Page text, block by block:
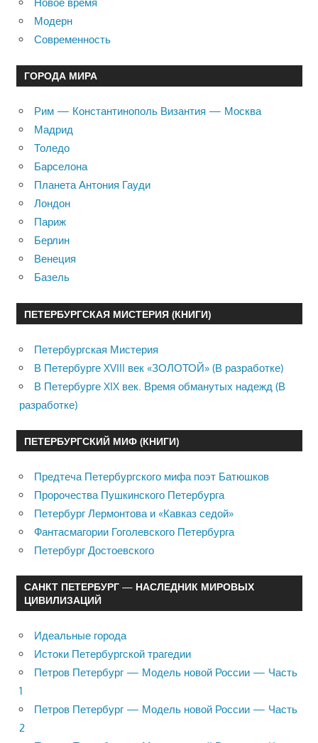
Модерн
Современность
ГОРОДА МИРА
Рим — Константинополь Византия — Москва
Мадрид
Толедо
Барселона
Планета Антония Гауди
Лондон
Париж
Берлин
Венеция
Базель
ПЕТЕРБУРГСКАЯ МИСТЕРИЯ (КНИГИ)
Петербургская Мистерия
В Петербурге XVIII век «ЗОЛОТОЙ» (В разработке)
В Петербурге XIX век. Время обманутых надежд (В
разработке)
ПЕТЕРБУРГСКИЙ МИФ (КНИГИ)
Предтеча Петербургского мифа поэт Батюшков
Пророчества Пушкинского Петербурга
Петербург Лермонтова и «Кавказ седой»
Фантасмагории Гоголевского Петербурга
Петербург Достоевского
САНКТ ПЕТЕРБУРГ — НАСЛЕДНИК МИРОВЫХ
ЦИВИЛИЗАЦИЙ
Идеальные города
Истоки Петербургской трагедии
Петров Петербург — Модель новой России — Часть
1
Петров Петербург — Модель новой России — Часть
2